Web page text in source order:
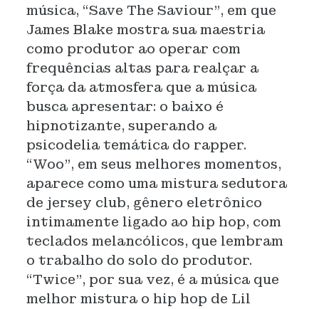
música, “Save The Saviour”, em que
James Blake mostra sua maestria
como produtor ao operar com
frequências altas para realçar a
força da atmosfera que a música
busca apresentar: o baixo é
hipnotizante, superando a
psicodelia temática do rapper.
“Woo”, em seus melhores momentos,
aparece como uma mistura sedutora
de jersey club, gênero eletrônico
intimamente ligado ao hip hop, com
teclados melancólicos, que lembram
o trabalho do solo do produtor.
“Twice”, por sua vez, é a música que
melhor mistura o hip hop de Lil